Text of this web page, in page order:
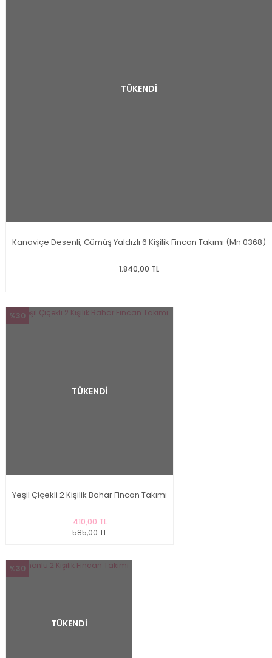
TÜKENDİ
Kanaviçe Desenli, Gümüş Yaldızlı 6 Kişilik Fincan Takımı (Mn 0368)
1.840,00 TL
%30
TÜKENDİ
Yeşil Çiçekli 2 Kişilik Bahar Fincan Takımı
410,00 TL
585,00 TL
%30
TÜKENDİ